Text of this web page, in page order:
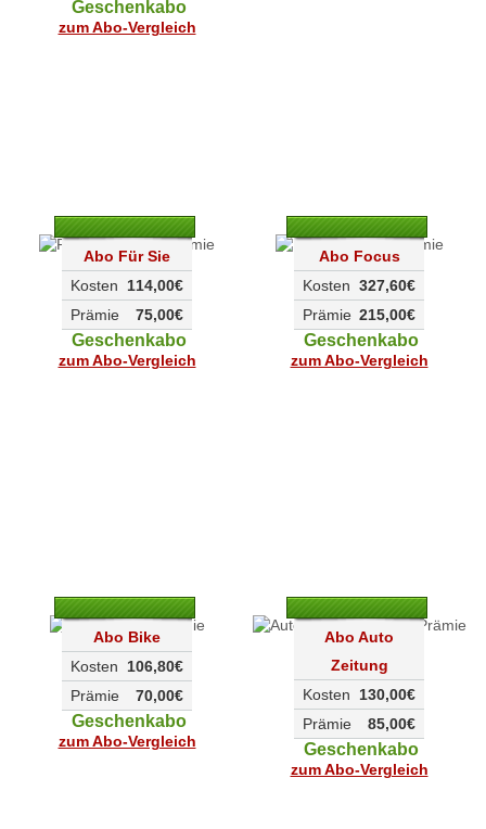
Geschenkabo
zum Abo-Vergleich
Abo Für Sie
114,00€
Kosten
75,00€
Prämie
Geschenkabo
zum Abo-Vergleich
Abo Focus
327,60€
Kosten
215,00€
Prämie
Geschenkabo
zum Abo-Vergleich
Abo Bike
106,80€
Kosten
70,00€
Prämie
Geschenkabo
zum Abo-Vergleich
Abo Auto
Zeitung
130,00€
Kosten
85,00€
Prämie
Geschenkabo
zum Abo-Vergleich